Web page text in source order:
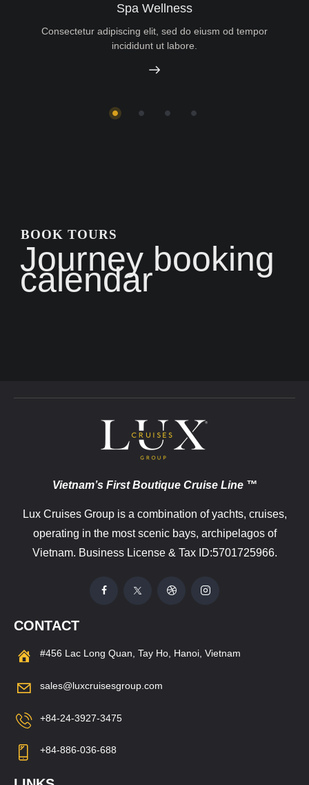
Spa Wellness
Consectetur adipiscing elit, sed do eiusm od tempor
incididunt ut labore.
BOOK TOURS
Journey booking
calendar
Vietnam’s First Boutique Cruise Line ™
Lux Cruises Group is a combination of yachts, cruises,
operating in the most scenic bays, archipelagos of
Vietnam. Business License & Tax ID:5701725966.
CONTACT
#456 Lac Long Quan, Tay Ho, Hanoi, Vietnam
sales@luxcruisesgroup.com
+84-24-3927-3475
+84-886-036-688